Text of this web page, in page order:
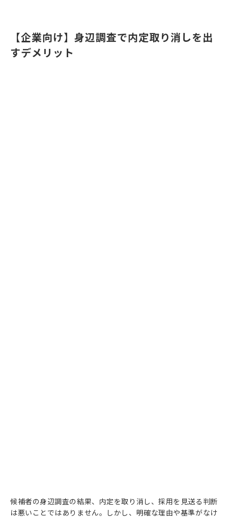
【企業向け】身辺調査で内定取り消しを出
すデメリット
候補者の身辺調査の結果、内定を取り消し、採用を見送る判断
は悪いことではありません。しかし、明確な理由や基準がなけ